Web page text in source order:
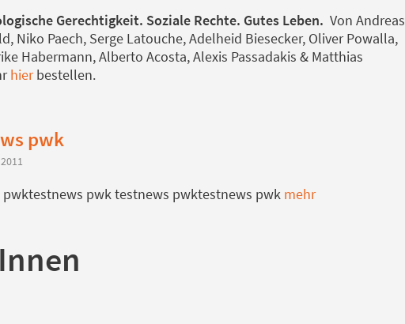
Gerechtigkeit. Soziale Rechte. Gutes Leben. Von Andreas
Niko Paech, Serge Latouche, Adelheid Biesecker, Oliver Powalla,
Habermann, Alberto Acosta, Alexis Passadakis & Matthias
hierbestellen.
pwk
pwk testnews pwktestnews pwk mehr